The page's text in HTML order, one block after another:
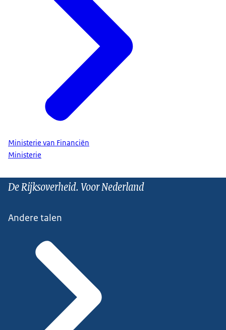
Ministerie van Financiën
Ministerie
De Rijksoverheid. Voor Nederland
Andere talen